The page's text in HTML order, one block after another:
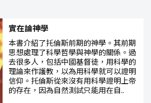
實在論神學
本書介紹了托倫斯前期的神學。其前期
思想處理了科學哲學與神學的關係。過
去很多人，包括中國基督徒，用科學的
理論來作護教，以為用科學就可以證明
信仰。托倫斯從來沒有用科學證明上帝
的存在，因為自然測試只能用在自..